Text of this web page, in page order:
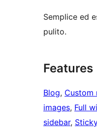
Semplice ed
pulito.
Features
Blog, Custom
images, Full
sidebar,